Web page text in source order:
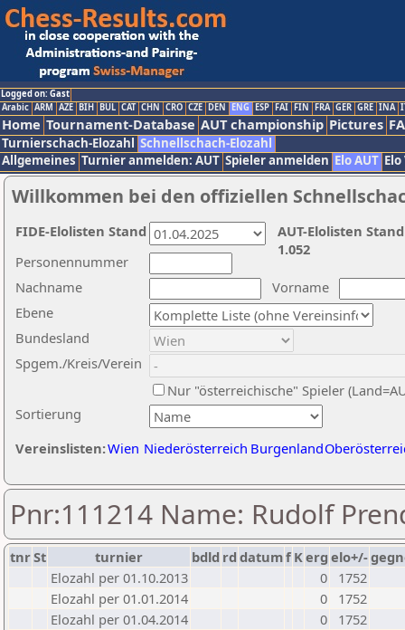
Logged on: Gast
Arabic ARM AZE BIH BUL CAT CHN CRO CZE DEN ENG ESP FAI FIN FRA GER GRE INA
Home Tournament-Database AUT championship Pictures
Turnierschach-Elozahl Schnellschach-Elozahl
Allgemeines Turnier anmelden: AUT Spieler anmelden Elo AUT
Willkommen bei den offiziellen
Nachname
Vorname
Ebene
Sortierung
Personennummer
Bundesland
Spgem./Kreis/Verein
Nur "österreichische" Spieler
Vereinslisten:Wien Niederösterreich Burgenland
AUT-Elolisten
1.052
FIDE-Elolisten Stand
Pnr:111214 Name: Rudolf
tnrSt turnier bdld rd datumf Kerg elo+/-
Elozahl per 01.10.2013
0
1752
Elozahl per 01.01.2014
0
1752
Elozahl per 01.04.2014
0
1752